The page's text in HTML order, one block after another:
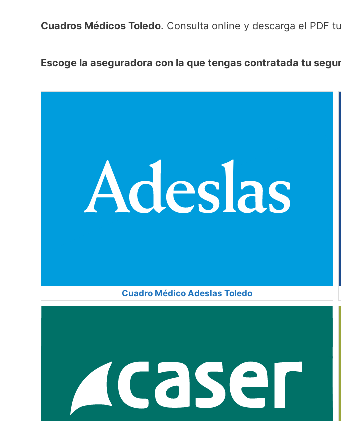
Cuadros Médicos Toledo. Consulta online y descarga el PDF
Escoge la aseguradora con la que tengas contratada tu
Cuadro Médico Adeslas Toledo